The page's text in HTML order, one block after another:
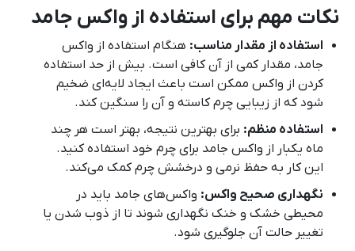
نکات مهم برای استفاده از واکس جامد
استفاده از مقدار مناسب: هنگام استفاده از واکس
جامد، مقدار کمی از آن کافی است. بیش از حد استفاده
کردن از واکس ممکن است باعث ایجاد لایه‌ای ضخیم
شود که از زیبایی چرم کاسته و آن را سنگین کند.
استفاده منظم: برای بهترین نتیجه، بهتر است هر چند
ماه یکبار از واکس جامد برای چرم خود استفاده کنید.
این کار به حفظ نرمی و درخشش چرم کمک می‌کند.
نگهداری صحیح واکس: واکس‌های جامد باید در
محیطی خشک و خنک نگهداری شوند تا از ذوب شدن یا
تغییر حالت آن جلوگیری شود.